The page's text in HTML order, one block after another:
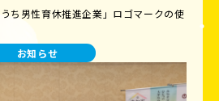
ち男性育休推進企業」ロゴマークの使
お知らせ